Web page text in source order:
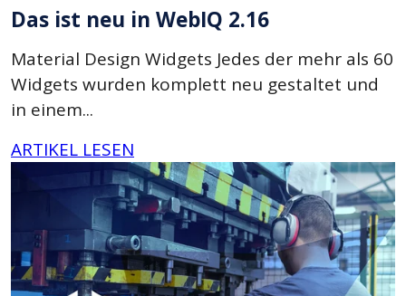
Das ist neu in WebIQ 2.16
Material Design Widgets Jedes der mehr als 60
Widgets wurden komplett neu gestaltet und
in einem...
ARTIKEL LESEN